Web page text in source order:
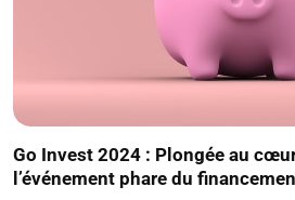
Go Invest 2024 : Plongée au
l’événement phare du